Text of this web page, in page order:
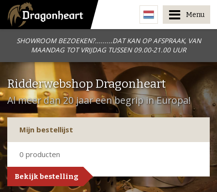
SHOWROOM BEZOEKEN?.........DAT KAN OP AFSPRAAK, VAN
MAANDAG TOT VRIJDAG TUSSEN 09.00-21.00 UUR
Menu
Ridderwebshop Dragonheart
Al meer dan 20 jaar een begrip in Europa!
Mijn bestellijst
0 producten
Bekijk bestelling